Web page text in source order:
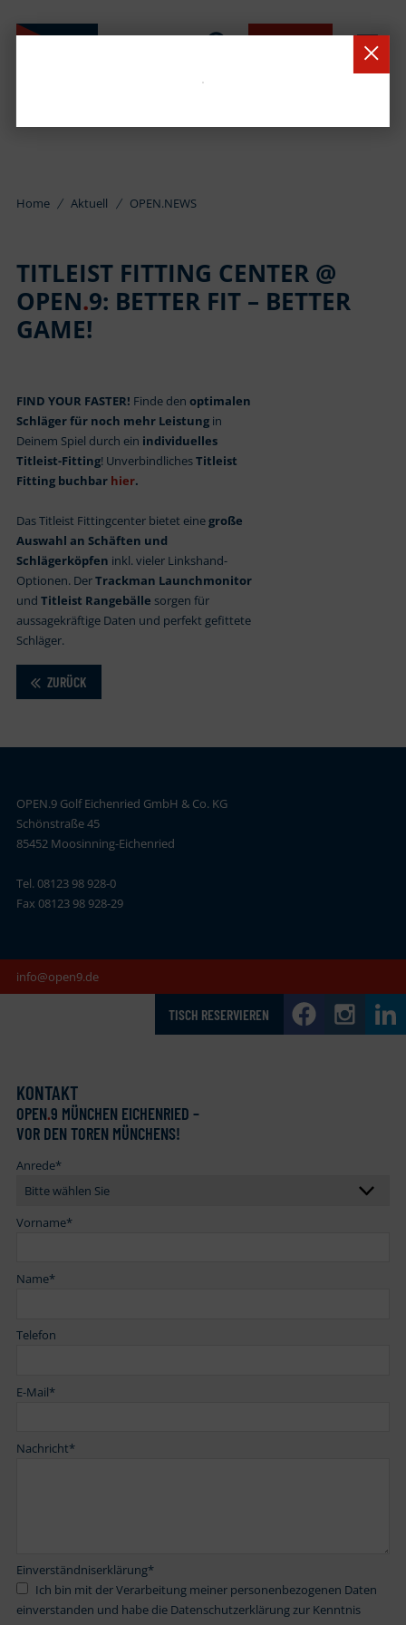
Home Aktuell OPEN.NEWS
TITLEIST FITTING CENTER @
OPEN.9: BETTER FIT – BETTER
GAME!
FIND YOUR FASTER! Finde den optimalen
Schläger für noch mehr Leistungin
Deinem Spiel durch ein individuelles
Titleist-Fitting! UnverbindlichesTitleist
Fitting buchbar hier.
Das Titleist Fittingcenter bietet einegroße
Auswahl an Schäften und
Schlägerköpfen inkl. vieler Linkshand-
Optionen. DerTrackman Launchmonitor
und Titleist Rangebälle sorgen für
aussagekräftige Daten und perfekt gefittete
Schläger.
ZURÜCK
OPEN.9 Golf Eichenried GmbH & Co. KG
Schönstraße 45
85452 Moosinning-Eichenried
Tel. 08123 98 928-0
Fax 08123 98 928-29
info@open9.de
TISCH RESERVIEREN
KONTAKT
OPEN.9 MÜNCHEN EICHENRIED –
VOR DEN TOREN MÜNCHENS!
Anrede*
Vorname*
Name*
Telefon
E-Mail*
Nachricht*
Einverständniserklärung*
einverstanden und habe die Datenschutzerklärung zur Kenntnis